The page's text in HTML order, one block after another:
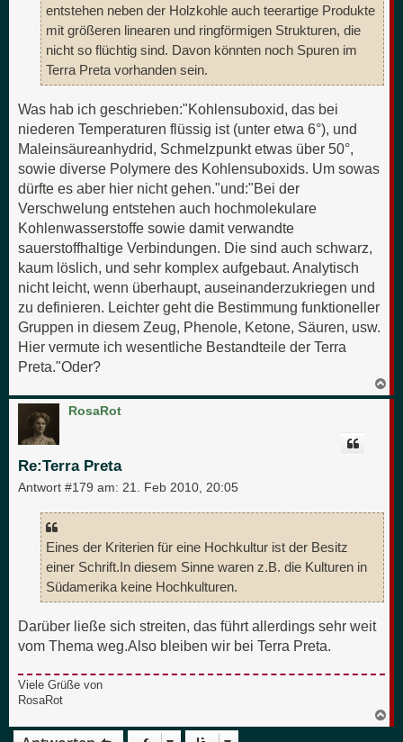
entstehen neben der Holzkohle auch teerartige Produkte
mit größeren linearen und ringförmigen Strukturen, die
nicht so flüchtig sind. Davon könnten noch Spuren im
Terra Preta vorhanden sein.
Was hab ich geschrieben:"Kohlensuboxid, das bei
niederen Temperaturen flüssig ist (unter etwa 6°), und
Maleinsäureanhydrid, Schmelzpunkt etwas über 50°,
sowie diverse Polymere des Kohlensuboxids. Um sowas
dürfte es aber hier nicht gehen."und:"Bei der
Verschwelung entstehen auch hochmolekulare
Kohlenwasserstoffe sowie damit verwandte
sauerstoffhaltige Verbindungen. Die sind auch schwarz,
kaum löslich, und sehr komplex aufgebaut. Analytisch
nicht leicht, wenn überhaupt, auseinanderzukriegen und
zu definieren. Leichter geht die Bestimmung funktioneller
Gruppen in diesem Zeug, Phenole, Ketone, Säuren, usw.
Hier vermute ich wesentliche Bestandteile der Terra
Preta."Oder?
a
RosaRot
Re:Terra Preta
Antwort #179 am: 21. Feb 2010, 20:05
Eines der Kriterien für eine Hochkultur ist der Besitz
einer Schrift.In diesem Sinne waren z.B. die Kulturen in
Südamerika keine Hochkulturen.
Darüber ließe sich streiten, das führt allerdings sehr weit
vom Thema weg.Also bleiben wir bei Terra Preta.
Viele Grüße von
RosaRot
a